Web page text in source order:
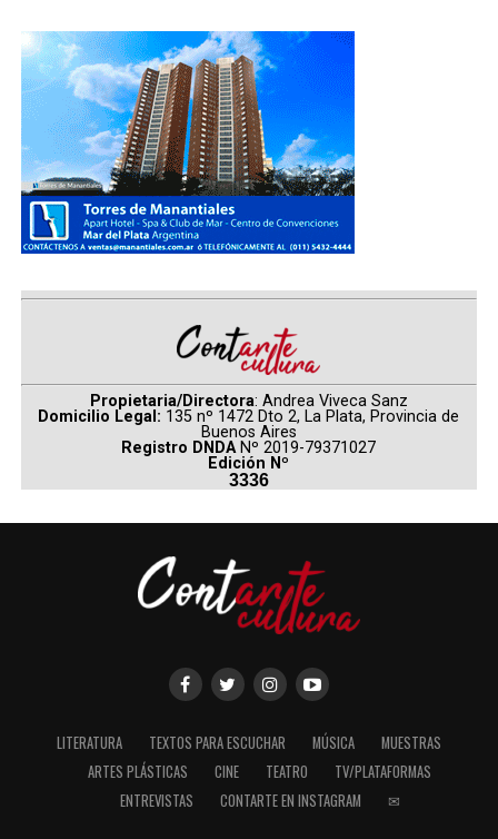
Propietaria/Directora: Andrea Viveca Sanz
Domicilio Legal: 135 nº 1472 Dto 2, La Plata, Provincia de
Buenos Aires
Registro DNDA Nº 2019-79371027
Edición Nº
3336
LITERATURA TEXTOS PARA ESCUCHAR MÚSICA
MUESTRAS
ARTES PLÁSTICAS
CINE TEATRO
TV/PLATAFORMAS
ENTREVISTAS
CONTARTE EN INSTAGRAM ✉